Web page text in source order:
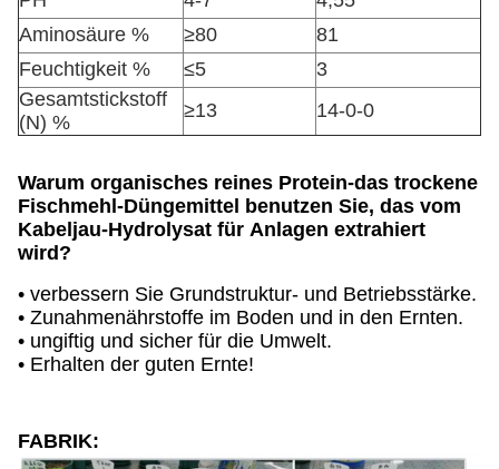
Aminosäure %
≥80
81
Feuchtigkeit %
≤5
3
Gesamtstickstoff
(N) %
≥13 14-0-0
Warum organisches reines Protein-das trockene
Fischmehl-Düngemittel benutzen Sie, das vom
Kabeljau-Hydrolysat für Anlagen extrahiert
wird?
• verbessern Sie Grundstruktur- und Betriebsstärke.
• Zunahmenährstoffe im Boden und in den Ernten.
• ungiftig und sicher für die Umwelt.
• Erhalten der guten Ernte!
FABRIK: